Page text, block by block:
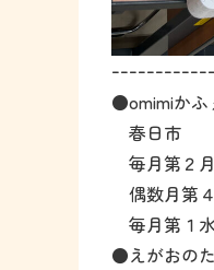
ｰｰｰｰｰｰｰｰｰｰ
●omimiかふ
春日市
毎月第２
偶数月第
毎月第１
●えがおの